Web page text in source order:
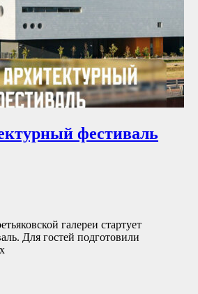
фестиваль
галереи стартует
Для гостей подготовили